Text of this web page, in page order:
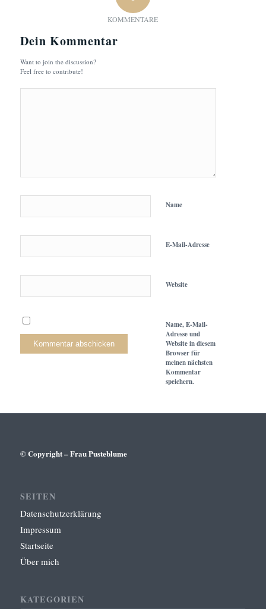
KOMMENTARE
Dein Kommentar
Want to join the discussion?
Feel free to contribute!
Name
E-Mail-Adresse
Website
Name, E-Mail-
Adresse und
Website in diesem
Browser für
meinen nächsten
Kommentar
speichern.
© Copyright – Frau Pusteblume
SEITEN
Datenschutzerklärung
Impressum
Startseite
Über mich
KATEGORIEN